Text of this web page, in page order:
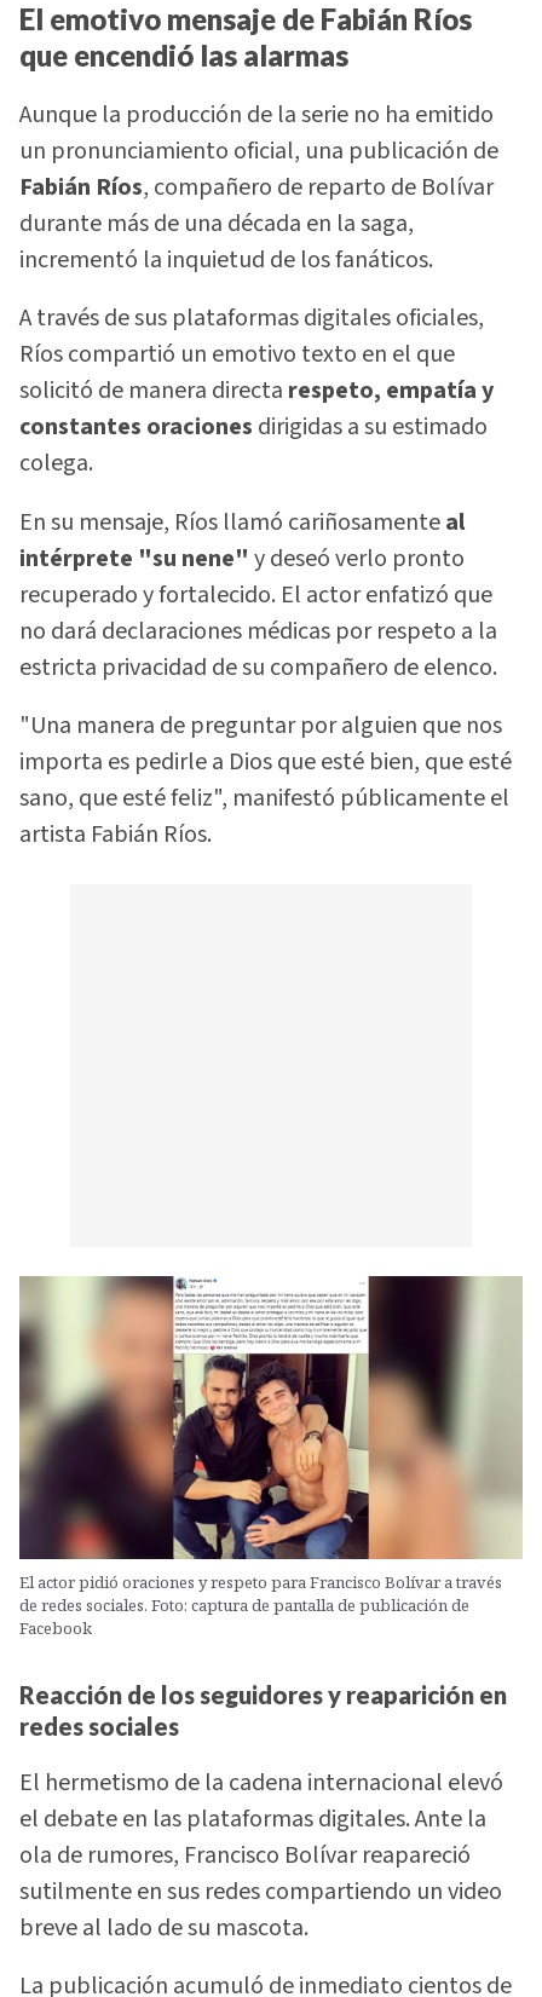
El emotivo mensaje de Fabián Ríos
que encendió las alarmas
Aunque la producción de la serie no ha emitido
un pronunciamiento oficial, una publicación de
Fabián Ríos, compañero de reparto de Bolívar
durante más de una década en la saga,
incrementó la inquietud de los fanáticos.
A través de sus plataformas digitales oficiales,
Ríos compartió un emotivo texto en el que
solicitó de manera directa respeto, empatía y
constantes oraciones dirigidas a su estimado
colega.
En su mensaje, Ríos llamó cariñosamenteal
intérprete "su nene" y deseó verlo pronto
recuperado y fortalecido. El actor enfatizó que
no dará declaraciones médicas por respeto a la
estricta privacidad de su compañero de elenco.
"Una manera de preguntar por alguien que nos
importa es pedirle a Dios que esté bien, que esté
sano, que esté feliz", manifestó públicamente el
artista Fabián Ríos.
El actor pidió oraciones y respeto para Francisco Bolívar a través
de redes sociales. Foto: captura de pantalla de publicación de
Facebook
Reacción de los seguidores y reaparición en
redes sociales
El hermetismo de la cadena internacional elevó
el debate en las plataformas digitales. Ante la
ola de rumores, Francisco Bolívar reapareció
sutilmente en sus redes compartiendo un video
breve al lado de su mascota.
La publicación acumuló de inmediato cientos de